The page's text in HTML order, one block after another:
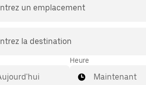
un emplacement
la destination
Heure
Maintenant